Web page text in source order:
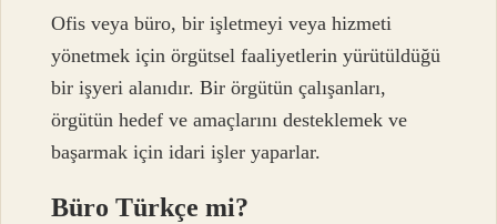
Ofis veya büro, bir işletmeyi veya hizmeti
yönetmek için örgütsel faaliyetlerin yürütüldüğü
bir işyeri alanıdır. Bir örgütün çalışanları,
örgütün hedef ve amaçlarını desteklemek ve
başarmak için idari işler yaparlar.
Büro Türkçe mi?